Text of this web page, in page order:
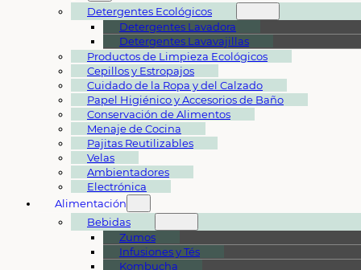
Detergentes Ecológicos
Detergentes Lavadora
Detergentes Lavavajillas
Productos de Limpieza Ecológicos
Cepillos y Estropajos
Cuidado de la Ropa y del Calzado
Papel Higiénico y Accesorios de Baño
Conservación de Alimentos
Menaje de Cocina
Pajitas Reutilizables
Velas
Ambientadores
Electrónica
Alimentación
Bebidas
Zumos
Infusiones y Tés
Kombucha